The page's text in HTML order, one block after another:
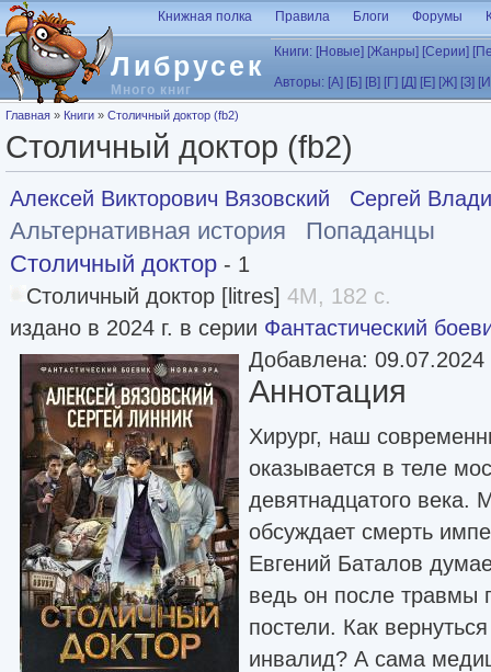
Перейти к основному содержанию
Либрусек
Много книг
Книжная полка Правила Блоги Форумы
Книги: [Новые] [Жанры] [Серии]
Авторы: [А] [Б] [В] [Г] [Д] [Е] [Ж] [З]
Вы здесь
Главная » Книги » Столичный доктор (fb2)
Столичный доктор (fb2)
Алексей Викторович Вязовский Сергей
Альтернативная история
Попаданцы
Столичный доктор - 1
Столичный доктор [litres] 4M, 182 с.
издано в 2024 г. в серии Фантастический
Добавлена: 09.07.2024
Аннотация
Хирург, наш
оказывается в теле
девятнадцатого века.
обсуждает смерть
Евгений Баталов
ведь он после травмы
постели. Как
инвалид? А сама